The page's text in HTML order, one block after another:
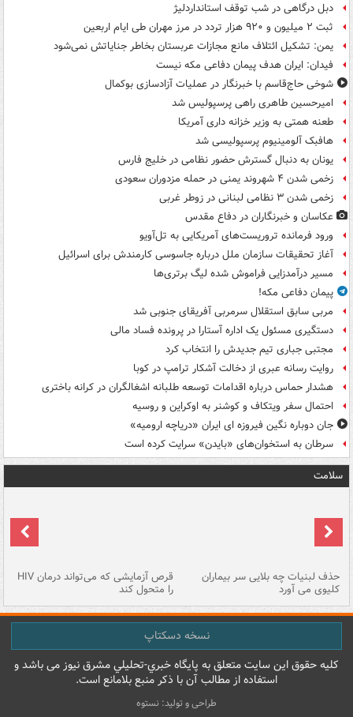
دبل درگاهی در شب توقف استانداردلیژ
ثبت ۲ میلیون و ۹۲۰ هزار تردد در مرز مهران طی ایام اربعین
یمن: تشکیل ائتلاف مانع مجازات عربستان بخاطر جنایاتش نمی‌شود
فیدان: ایران هدف پیمان دفاعی مکه نیست
شوخی حاج‌قاسم با خبرنگار در عملیات آزادسازی بوکمال
امیرحسین طاهری راهی پرسپولیس شد
طعنه همتی به وزیر خزانه داری آمریکا
هافبک آلومینیوم پرسپولیسی شد
یونان به دنبال گسترش حضور نظامی در خلیج فارس
زخمی شدن ۴ شهروند یمنی در حمله مزدوران سعودی
زخمی شدن ۳ نظامی لبنانی در زوطر غربی
عکاسان و خبرنگاران در دفاع مقدس
ورود فرمانده تروریست‌های آمریکایی به تل‌آویو
آغاز تحقیقات سازمان ملل درباره جاسوسی کارمندش برای اسرائیل
مسیر درآمدزایی فراموش شده لیگ برتری‌ها
پیمان دفاعی مکه!
مربی سابق استقلال سرمربی آفریقای جنوبی شد
دستگیری مسئول یک اداره آستارا در پرونده فساد مالی
مجتبی جباری تیم جدیدش را انتخاب کرد
روایت رسانه عبری از دخالت آشکار ترامپ در کوبا
هشدار حماس درباره اقدامات توسعه طلبانه اشغالگران در کرانه باختری
احتمال سفر ویتکاف و کوشنر به اوکراین و روسیه
جان دوباره نگین فیروزه ای ایران «دریاچه ارومیه»
سرطان به استخوان‌های «بایدن» سرایت کرده است
سلامت
حذف لبنیات چه بلایی سر بیماران
کلیوی می آورد
قرص آزمایشی که می‌تواند درمان HIV
را متحول کند
نسخه دسکتاپ
کليه حقوق اين سايت متعلق به پایگاه خبري-تحليلي مشرق نيوز می باشد و
استفاده از مطالب آن با ذکر منبع بلامانع است.
طراحی و تولید: نستوه